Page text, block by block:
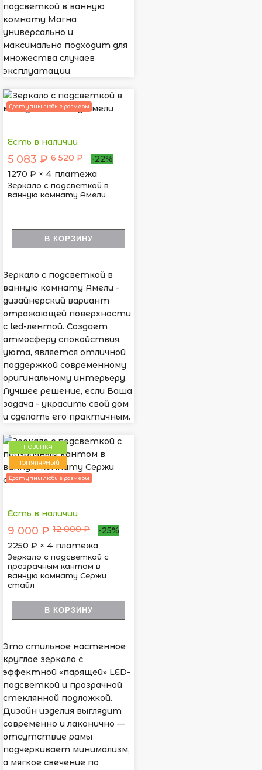
подсветкой в ванную
комнату Магна
универсально и
максимально подходит для
множества случаев
эксплуатации.
Доступны любые размеры
Есть в наличии
5 083 ₽ 6 520 ₽
-22%
1270 ₽ × 4 платежа
Зеркало с подсветкой в
ванную комнату Амели
В КОРЗИНУ
Зеркало с подсветкой в
ванную комнату Амели -
дизайнерский вариант
отражающей поверхности
с led-лентой. Создает
атмосферу спокойствия,
уюта, является отличной
поддержкой современному
оригинальному интерьеру.
Лучшее решение, если Ваша
задача - украсить свой дом
и сделать его практичным.
НОВИНКА
ПОПУЛЯРНЫЙ
Доступны любые размеры
Есть в наличии
9 000 ₽ 12 000 ₽
-25%
2250 ₽ × 4 платежа
Зеркало с подсветкой с
прозрачным кантом в
ванную комнату Сержи
стайл
В КОРЗИНУ
Это стильное настенное
круглое зеркало с
эффектной «парящей» LED-
подсветкой и прозрачной
стеклянной подложкой.
Дизайн изделия выглядит
современно и лаконично —
отсутствие рамы
подчёркивает минимализм,
а мягкое свечение по